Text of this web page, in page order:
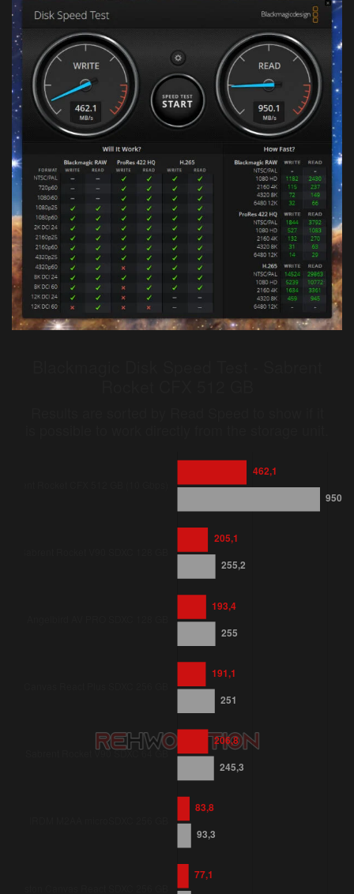
Kingston Canvas React Plus SDXC 256 GB 299,9
Sabrent Rocket V90 SDXC 64 GB 309,5
Sabrent Rocket V90 SDXC 128 GB 311,2
Angelbird AV PRO SDXC 128 GB 301,2
IRDM M2AA microSDXC 256 GB 97,7
Kingston Canvas React SDXC 256 GB 97,7
Patriot EP Pro SDXC 64 GB 96,6
Kingston SDXC 64 GB 96,6